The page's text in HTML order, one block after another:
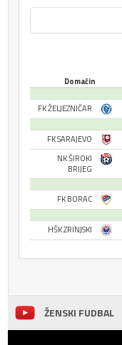
Domaćin
FK ŽELJEZNIČAR
FK SARAJEVO
NK ŠIROKI
BRIJEG
FK BORAC
HŠK ZRINJSKI
ŽENSKI FUDBAL